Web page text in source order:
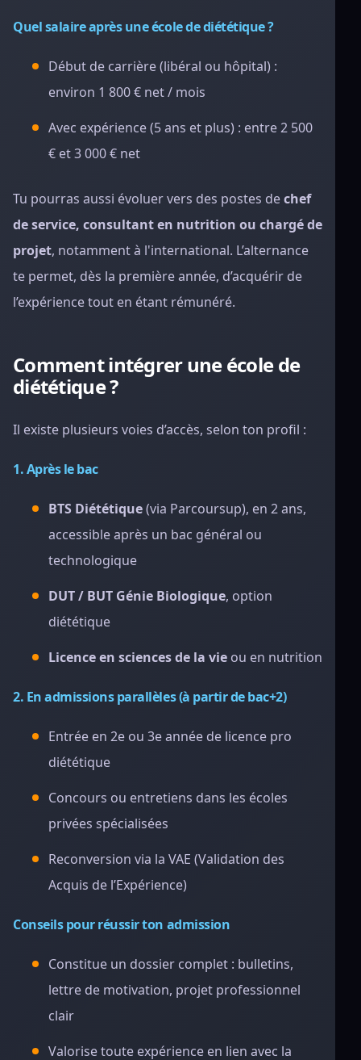
Quel salaire après une école de diététique ?
Début de carrière (libéral ou hôpital) :
environ 1 800 € net / mois
Avec expérience (5 ans et plus) : entre 2 500
€ et 3 000 € net
Tu pourras aussi évoluer vers des postes dechef
de service, consultant en nutrition ou chargé de
projet, notamment à l'international. L’alternance
te permet, dès la première année, d’acquérir de
l’expérience tout en étant rémunéré.
Comment intégrer une école de
diététique ?
Il existe plusieurs voies d’accès, selon ton profil :
1. Après le bac
BTS Diététique(via Parcoursup), en 2 ans,
accessible après un bac général ou
technologique
DUT / BUT Génie Biologique, option
diététique
Licence en sciences de la vie ou en nutrition
2. En admissions parallèles (à partir de bac+2)
Entrée en 2e ou 3e année de licence pro
diététique
Concours ou entretiens dans les écoles
privées spécialisées
Reconversion via la VAE (Validation des
Acquis de l’Expérience)
Conseils pour réussir ton admission
Constitue un dossier complet : bulletins,
lettre de motivation, projet professionnel
clair
Valorise toute expérience en lien avec la